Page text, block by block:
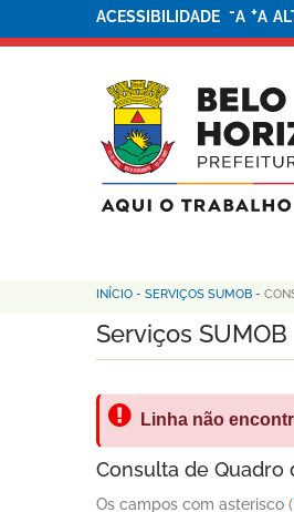
ACESSIBILIDADE -A +A
INÍCIO - SERVIÇOS SUMOB -
Serviços SUMOB
Linha não
Consulta de Quadro
Os campos com asterisco (